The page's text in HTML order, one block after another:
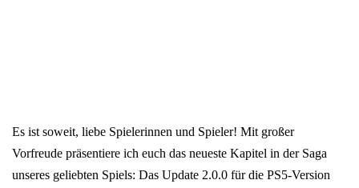
Es ist soweit, liebe Spielerinnen und Spieler! Mit großer
Vorfreude präsentiere ich euch das neueste Kapitel in der Saga
unseres geliebten Spiels: Das Update 2.0.0 für die PS5-Version